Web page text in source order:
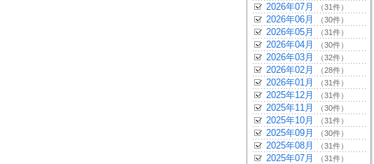
2026年07月 （31件）
2026年06月 （30件）
2026年05月 （31件）
2026年04月 （30件）
2026年03月 （32件）
2026年02月 （28件）
2026年01月 （31件）
2025年12月 （31件）
2025年11月 （30件）
2025年10月 （31件）
2025年09月 （30件）
2025年08月 （31件）
2025年07月 （31件）